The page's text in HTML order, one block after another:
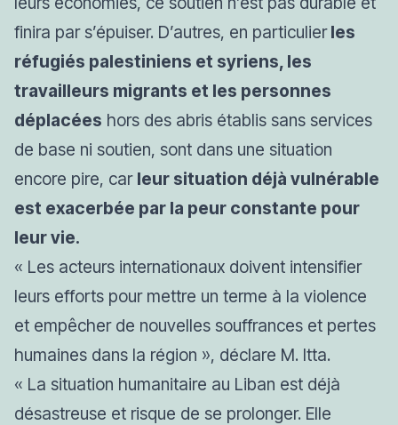
finira par s’épuiser. D’autres, en particulierles
réfugiés palestiniens et syriens, les
travailleurs migrants et les personnes
déplacées hors des abris établis sans services
de base ni soutien, sont dans une situation
encore pire, car leur situation déjà vulnérable
est exacerbée par la peur constante pour
leur vie.
« Les acteurs internationaux doivent intensifier
leurs efforts pour mettre un terme à la violence
et empêcher de nouvelles souffrances et pertes
humaines dans la région », déclare M. Itta.
« La situation humanitaire au Liban est déjà
désastreuse et risque de se prolonger. Elle